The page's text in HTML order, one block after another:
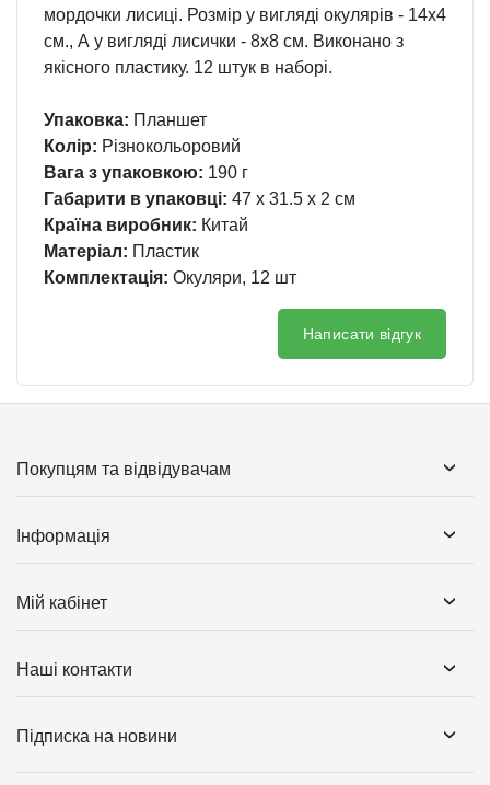
мордочки лисиці. Розмір у вигляді окулярів - 14х4
см., А у вигляді лисички - 8х8 см. Виконано з
якісного пластику. 12 штук в наборі.
Упаковка: Планшет
Колір: Різнокольоровий
Вага з упаковкою: 190 г
Габарити в упаковці: 47 x 31.5 x 2 см
Країна виробник: Китай
Матеріал: Пластик
Комплектація: Окуляри, 12 шт
Написати відгук
Покупцям та відвідувачам
Інформація
Мій кабінет
Наші контакти
Підписка на новини